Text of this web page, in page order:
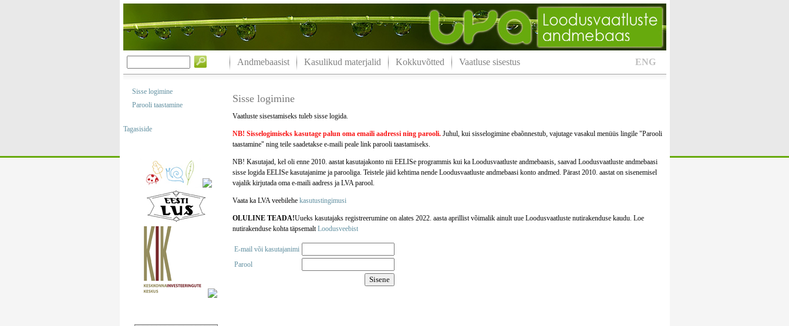
ENG
Andmebaasist Kasulikud materjalid Kokkuvõtted Vaatluse sisestus
Sisse logimine
Parooli taastamine
Tagasiside
Sisse logimine
Vaatluste sisestamiseks tuleb sisse logida.
NB! Sisselogimiseks kasutage palun oma emaili aadressining parooli.Juhul, kui sisselogimine ebaõnnestub, vajutage vasakul menüüs lingile "Parooli
taastamine" ning teile saadetakse e-maili peale link parooli taastamiseks.
NB! Kasutajad, kel oli enne 2010. aastat kasutajakonto nii EELISe programmis kui ka Loodusvaatluste andmebaasis, saavad Loodusvaatluste andmebaasi
sisse logida EELISe kasutajanime ja parooliga. Teistele jäid kehtima nende Loodusvaatluste andmebaasi konto andmed. Pärast 2010. aastat on sisenemisel
vajalik kirjutada oma e-maili aadress ja LVA parool.
Vaata ka LVA veebilehe kasutustingimusi
OLULINE TEADA!Uueks kasutajaks registreerumine on alates 2022. aasta aprillist võimalik ainult uue Loodusvaatluste nutirakenduse kaudu. Loe
nutirakenduse kohta täpsemaltLoodusveebist
E-mail või kasutajanimi
Parool